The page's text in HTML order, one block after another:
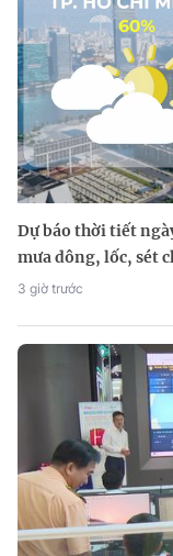
Dự báo thời tiết
mưa dông, lốc, sét
3 giờ trước